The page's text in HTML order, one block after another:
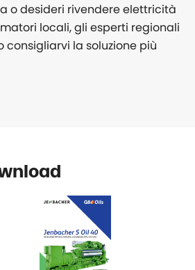
o desideri rivendere elettricità
locali, gli esperti regionali
consigliarvi la soluzione più